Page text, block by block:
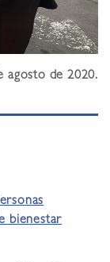
agosto de 2020.
bienestar